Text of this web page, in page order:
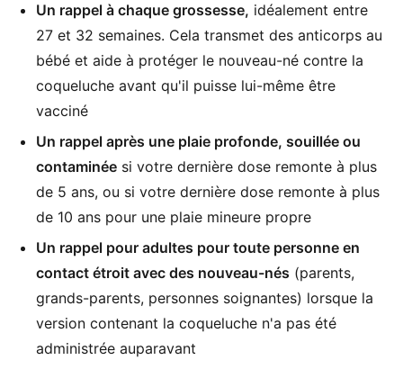
Un rappel à chaque grossesse, idéalement entre
27 et 32 semaines. Cela transmet des anticorps au
bébé et aide à protéger le nouveau-né contre la
coqueluche avant qu'il puisse lui-même être
vacciné
Un rappel après une plaie profonde, souillée ou
contaminée si votre dernière dose remonte à plus
de 5 ans, ou si votre dernière dose remonte à plus
de 10 ans pour une plaie mineure propre
Un rappel pour adultes pour toute personne en
contact étroit avec des nouveau-nés (parents,
grands-parents, personnes soignantes) lorsque la
version contenant la coqueluche n'a pas été
administrée auparavant